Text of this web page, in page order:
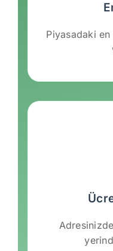
Piyasadaki en